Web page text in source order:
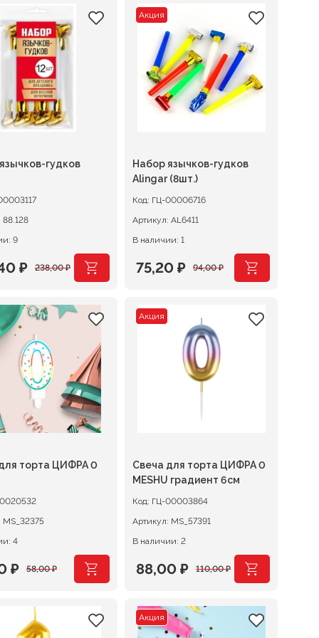
гудков
88.128
9
238,00₽
₽.
₽
₽.
Акция
Набор язычков-гудков
Alingar (8шт.)
Код: ГЦ-00006716
Артикул: AL6411
В наличии: 1
94,00₽
Первоначальная
составляла
94,00 ₽.
75,20 ₽
Текущая
75,20 ₽.
ЦИФРА 0
MS_32375
4
58,00₽
₽
Акция
Свеча для торта ЦИФРА 0
MESHU градиент 6см
Код: ГЦ-00003864
Артикул: MS_57391
В наличии: 2
110,00₽
Первоначальная
составляла
88,00 ₽
Текущая
88,00 ₽.
Акция